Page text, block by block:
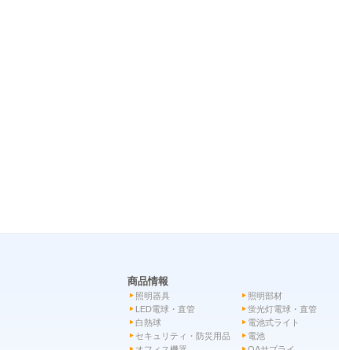
商品情報
照明器具
照明部材
LED電球・直管
蛍光灯電球・直管
白熱球
電池式ライト
セキュリティ・防災用品
電池